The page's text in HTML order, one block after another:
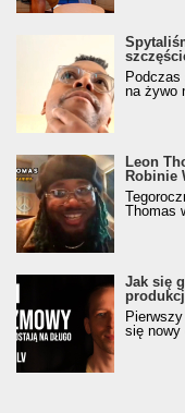
Podczas
na żywo
Leon
Robinie
Thomas
Jak się
się nowy